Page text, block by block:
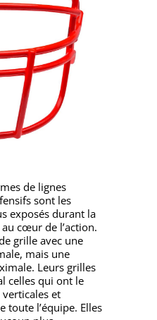
de lignes
sont les
exposés durant la
cœur de l’action.
grille avec une
mais une
Leurs grilles
celles qui ont le
et
toute l’équipe. Elles